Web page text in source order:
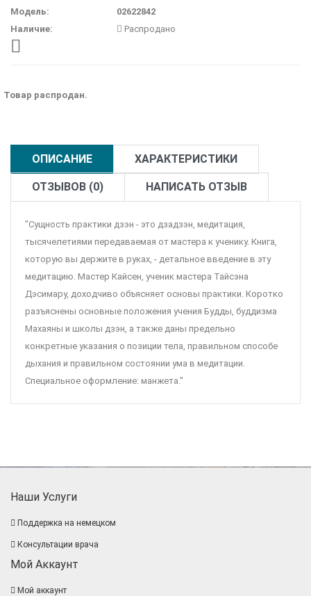
Модель:
02622842
Наличие:
Распродано
Товар распродан.
ОПИСАНИЕ ХАРАКТЕРИСТИКИ
ОТЗЫВОВ (0) НАПИСАТЬ ОТЗЫВ
"Сущность практики дзэн - это дзадзэн, медитация,
тысячелетиями передаваемая от мастера к ученику. Книга,
которую вы держите в руках, - детальное введение в эту
медитацию. Мастер Кайсен, ученик мастера Тайсэна
Дэсимару, доходчиво объясняет основы практики. Коротко
разъяснены основные положения учения Будды, буддизма
Махаяны и школы дзэн, а также даны предельно
конкретные указания о позиции тела, правильном способе
дыхания и правильном состоянии ума в медитации.
Специальное оформление: манжета."
Наши Услуги
Поддержка на немецком
Консультации врача
Мой Аккаунт
Мой аккаунт